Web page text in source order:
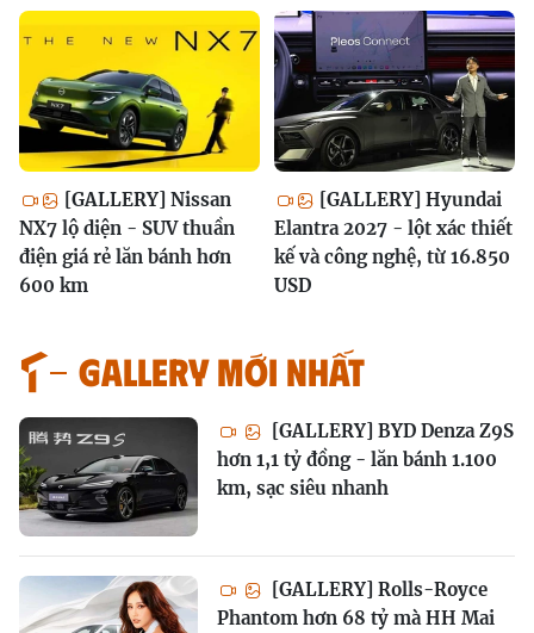
[GALLERY] Nissan
NX7 lộ diện - SUV thuần
điện giá rẻ lăn bánh hơn
600 km
[GALLERY] Hyundai
Elantra 2027 - lột xác thiết
kế và công nghệ, từ 16.850
USD
GALLERY MỚI NHẤT
[GALLERY] BYD Denza Z9S
hơn 1,1 tỷ đồng - lăn bánh 1.100
km, sạc siêu nhanh
[GALLERY] Rolls-Royce
Phantom hơn 68 tỷ mà HH Mai